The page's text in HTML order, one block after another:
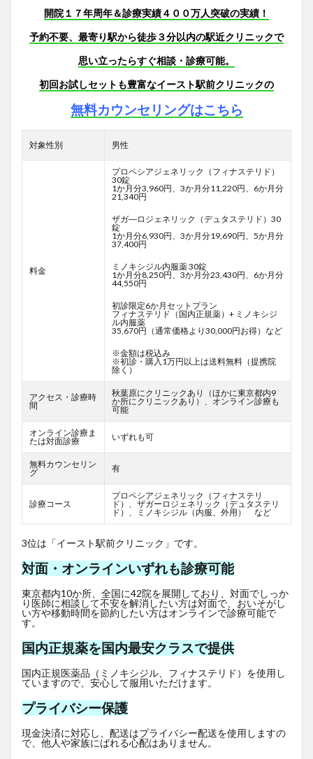
開院１７年周年＆診療実績４００万人突破の実績！
予約不要、最寄り駅から徒歩３分以内の駅近クリニックで
思い立ったらすぐ相談・診療可能。
初回お試しセットも豊富なイースト駅前クリニックの
無料カウンセリングはこちら
対象性別 男性
料金
プロペシアジェネリック（フィナステリド）
30錠
1か月分3,960円、3か月分11,220円、6か月分
21,340円
ザガ―ロジェネリック（デュタステリド）30
錠
1か月分6,930円、3か月分19,690円、5か月分
37,400円
ミノキシジル内服薬 30錠
1か月分8,250円、3か月分23,430円、6か月分
44,550円
初診限定6か月セットプラン
フィナステリド（国内正規薬）+ ミノキシジ
ル内服薬
35,670円（通常価格より30,000円お得）など
※金額は税込み
※初診・購入1万円以上は送料無料（提携院
除く）
アクセス・診療時
間
秋葉原にクリニックあり（ほかに東京都内9
か所にクリニックあり）、オンライン診療も
可能
オンライン診療ま
たは対面診療
いずれも可
無料カウンセリン
グ
有
診療コース
プロペシアジェネリック（フィナステリ
ド）、ザガーロジェネリック（デュタステリ
ド）、ミノキシジル（内服、外用） など
3位は「イースト駅前クリニック」です。
対面・オンラインいずれも診療可能
東京都内10か所、全国に42院を展開しており、対面でしっか
り医師に相談して不安を解消したい方は対面で、おいそがし
い方や移動時間を節約したい方はオンラインで診療可能で
す。
国内正規薬を国内最安クラスで提供
国内正規医薬品（ミノキシジル、フィナステリド）を使用し
ていますので、安心して服用いただけます。
プライバシー保護
現金決済に対応し、配送はプライバシー配送を使用しますの
で、他人や家族にばれる心配はありません。